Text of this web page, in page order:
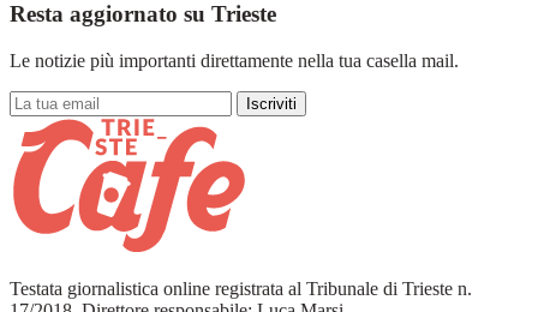
Resta aggiornato su Trieste
Le notizie più importanti direttamente nella tua casella mail.
Iscriviti
Testata giornalistica online registrata al Tribunale di Trieste n.